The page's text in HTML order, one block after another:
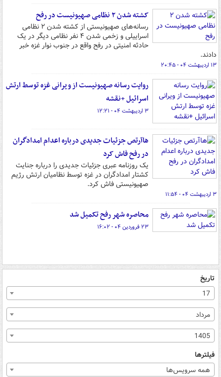
کشته شدن ۲ نظامی صهیونیست در رفح
رسانه‌های صهیونیستی از کشته شدن ۲ نظامی
اسراییلی و زخمی شدن ۴ نفر نظامی دیگر در یک
حادثه امنیتی در رفح واقع در جنوب نوار غزه خبر
دادند.
۱۳ اردیبهشت ۰۴ - ۲۰:۴۵
روایت رسانه صهیونیست از ویرانی غزه توسط ارتش
اسرائیل +نقشه
۳ اردیبهشت ۰۴ - ۱۲:۲۱
هاآرتص جزئیات جدیدی درباره اعدام امدادگران
در رفح فاش کرد
یک روزنامه عبری جزئیات جدیدی را درباره جنایت
کشتار امدادگران در غزه توسط نظامیان ارتش رژیم
صهیونیستی فاش کرد.
۳ اردیبهشت ۰۴ - ۱۱:۵۴
محاصره شهر رفح تکمیل شد
۲۳ فروردین ۰۴ - ۱۶:۰۲
تاریخ
17
مرداد
1405
فیلترها
همه سرویس‌ها